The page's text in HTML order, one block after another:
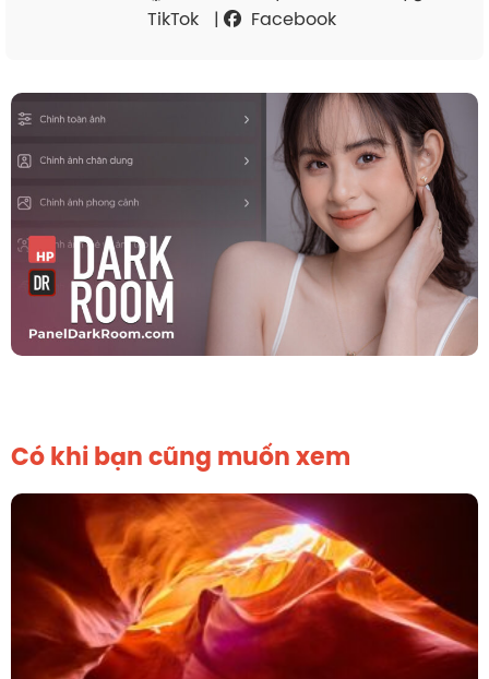
TikTok
| Facebook
Có khi bạn cũng muốn xem